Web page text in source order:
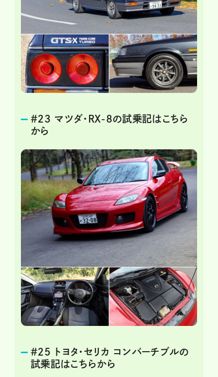
＃23 マツダ・RX-8の試乗記はこちら
から
＃25 トヨタ・セリカ コンバーチブルの
試乗記はこちらから